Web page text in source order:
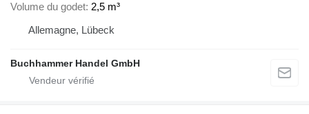
Volume du godet 2,5 m³
Allemagne, Lübeck
Buchhammer Handel GmbH